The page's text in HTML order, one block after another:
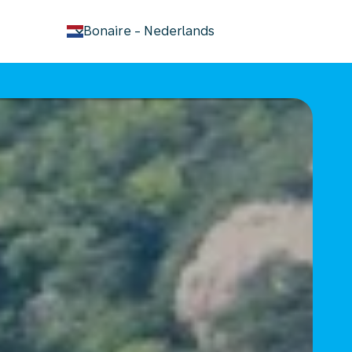
Bonaire - Nederlands
keyboard_arrow_down